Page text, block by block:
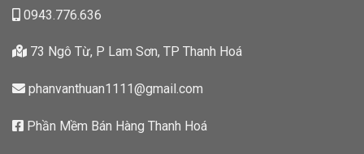
0943.776.636
73 Ngô Từ, P Lam Sơn, TP Thanh Hoá
phanvanthuan1111@gmail.com
Phần Mềm Bán Hàng Thanh Hoá